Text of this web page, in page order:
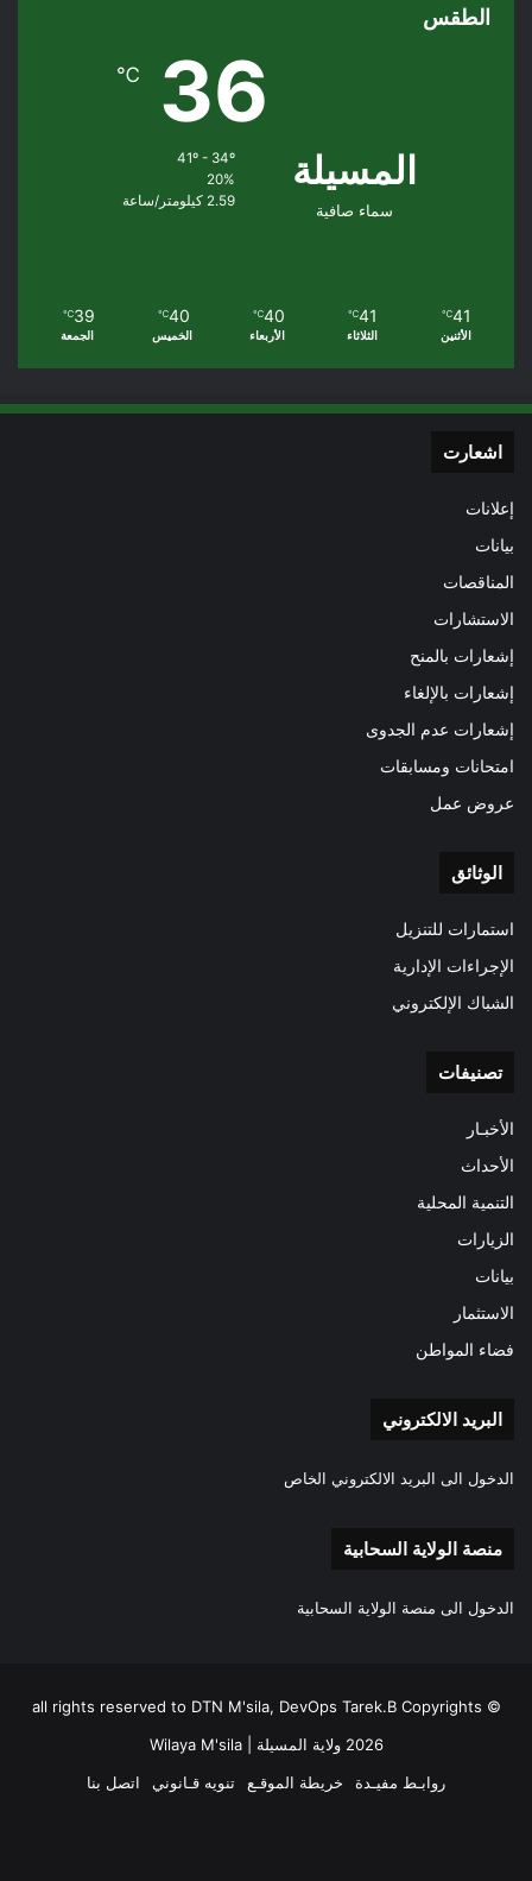
الطقس
المسيلة
سماء صافية
36
℃
41º - 34º
20%
2.59 كيلومتر/ساعة
41
℃
الأثنين
41
℃
الثلاثاء
40
℃
الأربعاء
40
℃
الخميس
39
℃
الجمعة
اشعارت
إعلانات
بيانات
المناقصات
الاستشارات
إشعارات بالمنح
إشعارات بالإلغاء
إشعارات عدم الجدوى
امتحانات ومسابقات
عروض عمل
الوثائق
استمارات للتنزيل
الإجراءات الإدارية
الشباك الإلكتروني
تصنيفات
الأخبـار
الأحداث
التنمية المحلية
الزيارات
بيانات
الاستثمار
فضاء المواطن
البريد الالكتروني
الدخول الى البريد الالكتروني الخاص
منصة الولاية السحابية
الدخول الى منصة الولاية السحابية
all rights reserved to DTN M'sila, DevOps Tarek.B Copyrights ©
2026 ولاية المسيلة | Wilaya M'sila
روابـط مفيـدة
خريطة الموقـع تنويه قـانوني اتصل بنا